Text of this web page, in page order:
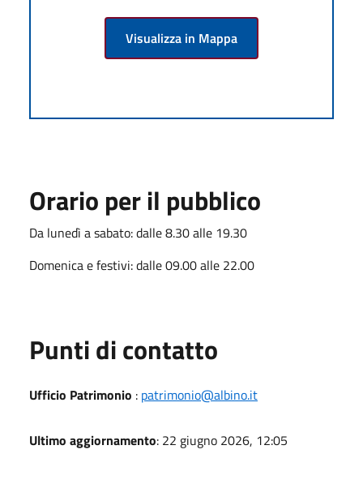
Visualizza in Mappa
Orario per il pubblico
Da lunedì a sabato: dalle 8.30 alle 19.30
Domenica e festivi: dalle 09.00 alle 22.00
Punti di contatto
Ufficio Patrimonio : patrimonio@albino.it
Ultimo aggiornamento: 22 giugno 2026, 12:05